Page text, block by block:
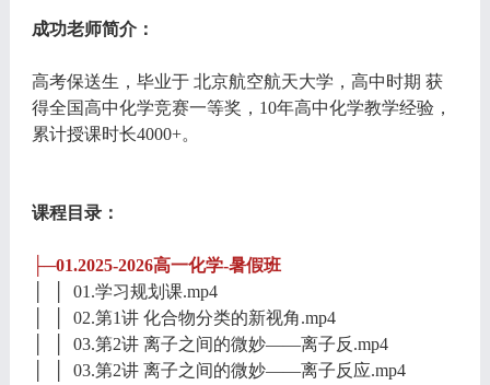
成功老师简介：
高考保送生，毕业于 北京航空航天大学，高中时期 获
得全国高中化学竞赛一等奖，10年高中化学教学经验，
累计授课时长4000+。
课程目录：
├─01.2025-2026高一化学-暑假班
│ │ 01.学习规划课.mp4
│ │ 02.第1讲 化合物分类的新视角.mp4
│ │ 03.第2讲 离子之间的微妙——离子反.mp4
│ │ 03.第2讲 离子之间的微妙——离子反应.mp4